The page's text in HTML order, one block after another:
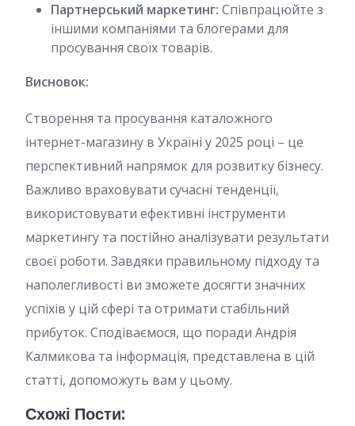
Партнерський маркетинг: Співпрацюйте з
іншими компаніями та блогерами для
просування своїх товарів.
Висновок:
Створення та просування каталожного
інтернет-магазину в Україні у 2025 році – це
перспективний напрямок для розвитку бізнесу.
Важливо враховувати сучасні тенденції,
використовувати ефективні інструменти
маркетингу та постійно аналізувати результати
своєї роботи. Завдяки правильному підходу та
наполегливості ви зможете досягти значних
успіхів у цій сфері та отримати стабільний
прибуток. Сподіваємося, що поради Андрія
Калмикова та інформація, представлена в цій
статті, допоможуть вам у цьому.
Схожі Пости: